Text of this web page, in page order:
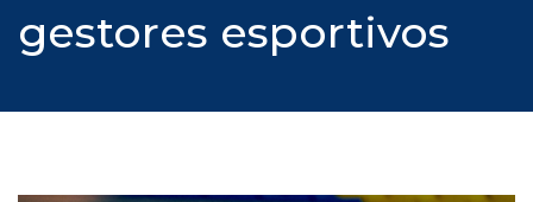
gestores esportivos